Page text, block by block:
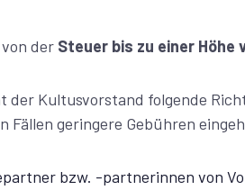
der Steuer bis zu einer
der Kultusvorstand folgende
geringere Gebühren
bzw. -partnerinnen von